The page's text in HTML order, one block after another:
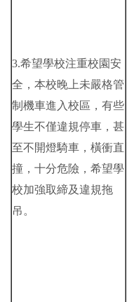
3.希望學校注重校園安
全，本校晚上未嚴格管
制機車進入校區，有些
學生不僅違規停車，甚
至不開燈騎車，橫衝直
撞，十分危險，希望學
校加強取締及違規拖
吊。